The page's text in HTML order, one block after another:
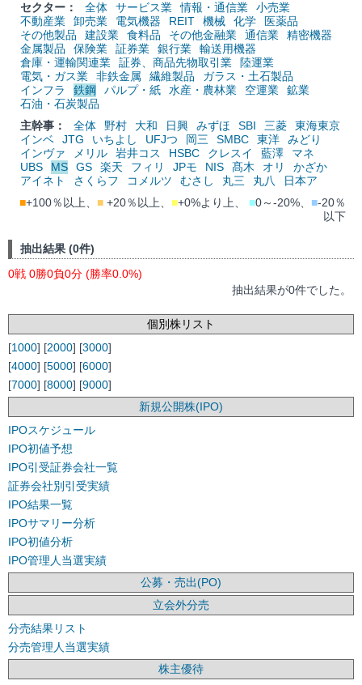
セクター：
全体 サービス業 情報・通信業
小売業
不動産業
卸売業 電気機器 REIT 機械 化学
医薬品
その他製品
建設業 食料品 その他金融業 通信業
精密機器
金属製品
保険業 証券業 銀行業
輸送用機器
倉庫・運輸関連業
証券、商品先物取引業
陸運業
電気・ガス業
非鉄金属 繊維製品
ガラス・土石製品
インフラ
鉄鋼 パルプ・紙 水産・農林業 空運業
鉱業
石油・石炭製品
主幹事：
全体 野村 大和 日興 みずほ SBI 三菱
東海東京
インベ
JTG いちよし UFJつ 岡三 SMBC 東洋
みどり
インヴァ
メリル 岩井コス HSBC クレスイ 藍澤
マネ
UBS
MS GS 楽天 フィリ JPモ NIS 髙木 オリ
かざか
アイネト
さくらフ コメルツ むさし 丸三 丸八
日本ア
■+100％以上、 ■ +20％以上、 ■+0%より上、 ■0～-20%、 ■-20％
以下
抽出結果 (0件)
0戦 0勝0負0分 (勝率0.0%)
抽出結果が0件でした。
個別株リスト
[1000] [2000] [3000]
[4000] [5000] [6000]
[7000] [8000] [9000]
新規公開株(IPO)
IPOスケジュール
IPO初値予想
IPO引受証券会社一覧
証券会社別引受実績
IPO結果一覧
IPOサマリー分析
IPO初値分析
IPO管理人当選実績
公募・売出(PO)
立会外分売
分売結果リスト
分売管理人当選実績
株主優待